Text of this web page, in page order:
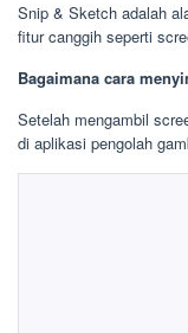
Snip & Sketch adalah
fitur canggih seperti
Bagaimana cara
Setelah mengambil
di aplikasi pengolah